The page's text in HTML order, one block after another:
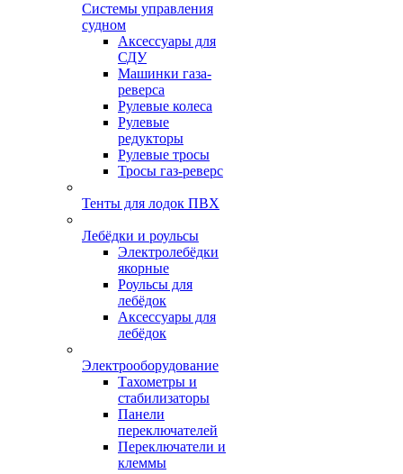
Системы управления
судном
Аксессуары для
СДУ
Машинки газа-
реверса
Рулевые колеса
Рулевые
редукторы
Рулевые тросы
Тросы газ-реверс
Тенты для лодок ПВХ
Лебёдки и роульсы
Электролебёдки
якорные
Роульсы для
лебёдок
Аксессуары для
лебёдок
Электрооборудование
Тахометры и
стабилизаторы
Панели
переключателей
Переключатели и
клеммы